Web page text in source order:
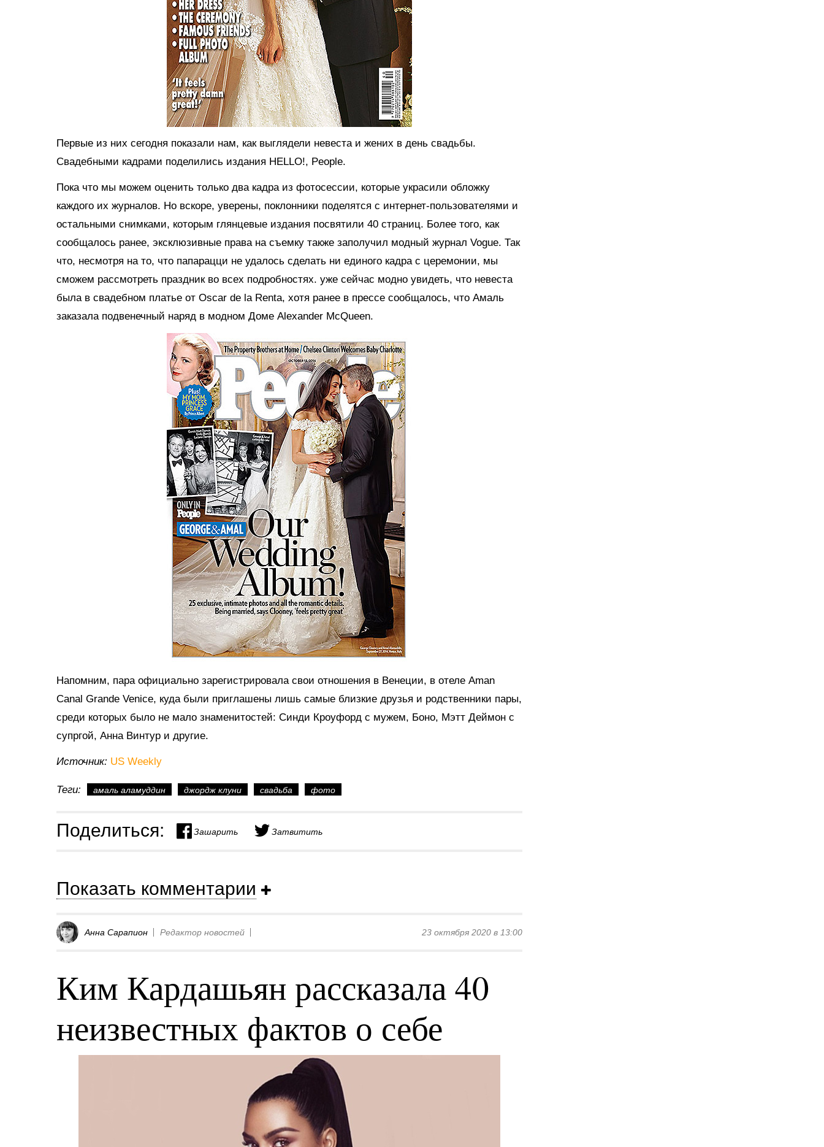
Первые из них сегодня показали нам, как выглядели невеста и жених в день свадьбы.
Свадебными кадрами поделились издания HELLO!, People.
Пока что мы можем оценить только два кадра из фотосессии, которые украсили обложку
каждого их журналов. Но вскоре, уверены, поклонники поделятся с интернет-пользователями и
остальными снимками, которым глянцевые издания посвятили 40 страниц. Более того, как
сообщалось ранее, эксклюзивные права на съемку также заполучил модный журнал Vogue. Так
что, несмотря на то, что папарацци не удалось сделать ни единого кадра с церемонии, мы
сможем рассмотреть праздник во всех подробностях. уже сейчас модно увидеть, что невеста
была в свадебном платье от Oscar de la Renta, хотя ранее в прессе сообщалось, что Амаль
заказала подвенечный наряд в модном Доме Alexander McQueen.
Напомним, пара официально зарегистрировала свои отношения в Венеции, в отеле Aman
Canal Grande Venice, куда были приглашены лишь самые близкие друзья и родственники пары,
среди которых было не мало знаменитостей: Синди Кроуфорд с мужем, Боно, Мэтт Деймон с
супргой, Анна Винтур и другие.
Источник: US Weekly
Теги: амаль аламуддин джордж клуни свадьба фото
Поделиться: Зашарить Затвитить
Показать комментарии
Анна Сарапион Редактор новостей 23 октября 2020 в 13:00
Ким Кардашьян рассказала 40
неизвестных фактов о себе